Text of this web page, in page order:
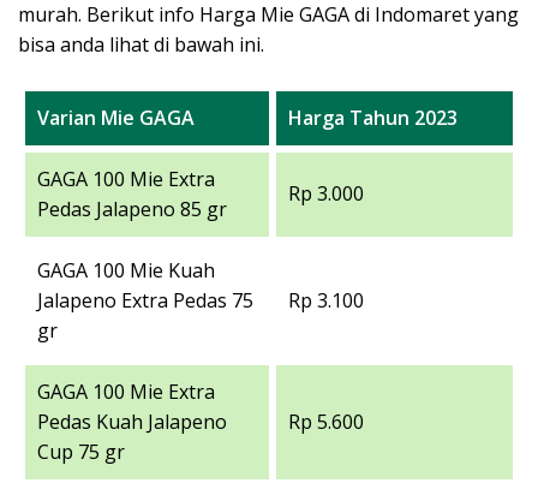
murah. Berikut info Harga Mie GAGA di Indomaret yang
bisa anda lihat di bawah ini.
Varian Mie GAGA Harga Tahun 2023
GAGA 100 Mie Extra
Pedas Jalapeno 85 gr
Rp 3.000
GAGA 100 Mie Kuah
Jalapeno Extra Pedas 75
gr
Rp 3.100
GAGA 100 Mie Extra
Pedas Kuah Jalapeno
Cup 75 gr
Rp 5.600